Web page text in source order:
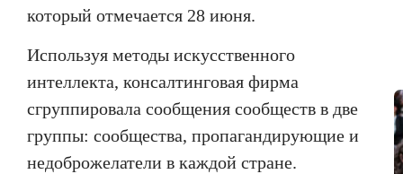
который отмечается 28 июня.
Используя методы искусственного
интеллекта, консалтинговая фирма
сгруппировала сообщения сообществ в две
группы: сообщества, пропагандирующие и
недоброжелатели в каждой стране.